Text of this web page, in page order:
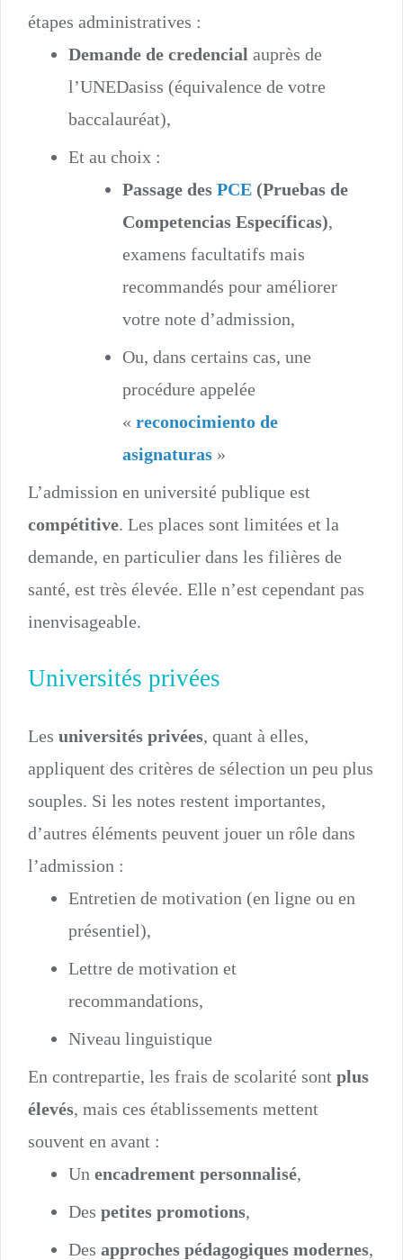
étapes administratives :
Demande de credencial auprès de
l’UNEDasiss (équivalence de votre
baccalauréat),
Et au choix :
Passage des PCE (Pruebas de
Competencias Específicas),
examens facultatifs mais
recommandés pour améliorer
votre note d’admission,
Ou, dans certains cas, une
procédure appelée
« reconocimiento de
asignaturas »
L’admission en université publique est
compétitive. Les places sont limitées et la
demande, en particulier dans les filières de
santé, est très élevée. Elle n’est cependant pas
inenvisageable.
Universités privées
Les universités privées, quant à elles,
appliquent des critères de sélection un peu plus
souples. Si les notes restent importantes,
d’autres éléments peuvent jouer un rôle dans
l’admission :
Entretien de motivation (en ligne ou en
présentiel),
Lettre de motivation et
recommandations,
Niveau linguistique
En contrepartie, les frais de scolarité sont plus
élevés, mais ces établissements mettent
souvent en avant :
Un encadrement personnalisé,
Des petites promotions,
Des approches pédagogiques modernes,